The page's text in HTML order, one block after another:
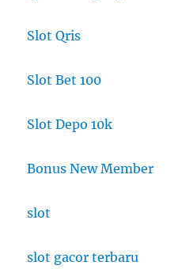
Slot Qris
Slot Bet 100
Slot Depo 10k
Bonus New Member
slot
slot gacor terbaru